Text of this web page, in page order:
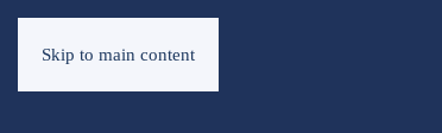
Skip to main content